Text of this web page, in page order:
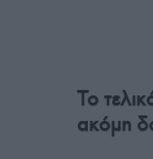
Το
ακόμη